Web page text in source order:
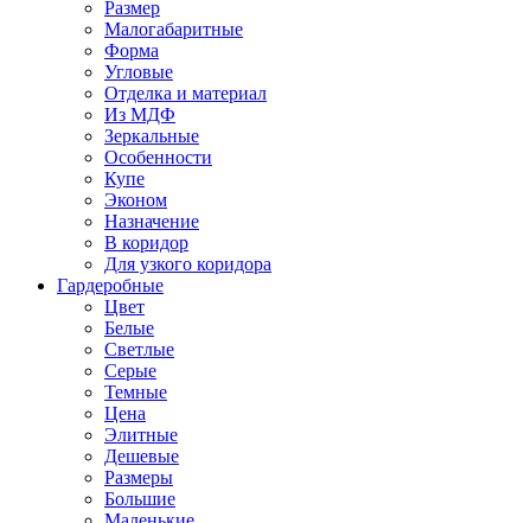
Размер
Малогабаритные
Форма
Угловые
Отделка и материал
Из МДФ
Зеркальные
Особенности
Купе
Эконом
Назначение
В коридор
Для узкого коридора
Гардеробные
Цвет
Белые
Светлые
Серые
Темные
Цена
Элитные
Дешевые
Размеры
Большие